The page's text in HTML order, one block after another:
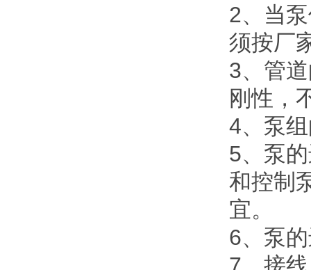
2、当
须按厂
3、管
刚性，
4、泵
5、泵
和控制
宜。
6、泵